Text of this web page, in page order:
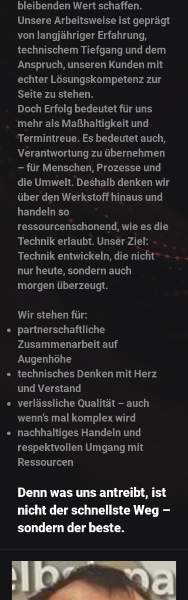
bleibenden Wert schaffen.
Unsere Arbeitsweise ist geprägt
von langjähriger Erfahrung,
technischem Tiefgang und dem
Anspruch, unseren Kunden mit
echter Lösungskompetenz zur
Seite zu stehen.
Doch Erfolg bedeutet für uns
mehr als Maßhaltigkeit und
Termintreue. Es bedeutet auch,
Verantwortung zu übernehmen
– für Menschen, Prozesse und
die Umwelt. Deshalb denken wir
über den Werkstoff hinaus und
handeln so
ressourcenschonend, wie es die
Technik erlaubt. Unser Ziel:
Technik entwickeln, die nicht
nur heute, sondern auch
morgen überzeugt.
Wir stehen für:
partnerschaftliche
Zusammenarbeit auf
Augenhöhe
technisches Denken mit Herz
und Verstand
verlässliche Qualität – auch
wenn’s mal komplex wird
nachhaltiges Handeln und
respektvollen Umgang mit
Ressourcen
Denn was uns antreibt, ist
nicht der schnellste Weg –
sondern der beste.